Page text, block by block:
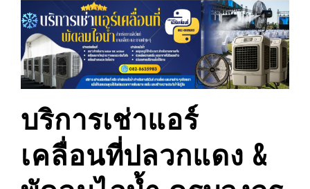
บริการเช่าแอร์
เคลื่อนที่ปลวกแดง &